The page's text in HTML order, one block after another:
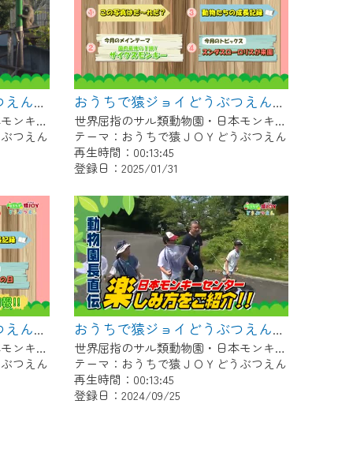
おうちで猿ジョイどうぶつえん～ヨザルってどんなサル？～（2025年1月16日初回放送）
世界屈指のサル類動物園・日本モンキーセンター協力の親子で学べる動物番組。
つえん
おうちで猿ジョイどうぶつえん～サイクスモンキー～（2024年12月16日初回放送）
世界屈指のサル類動物園・日本モンキーセンター協力の親子で学べる動物番組。
テーマ：おうちで猿ＪＯＹどうぶつえん
再生時間：00:13:45
登録日：2025/01/31
おうちで猿ジョイどうぶつえん～シロガオオマキザル～（2024年9月16日初回放送）
世界屈指のサル類動物園・日本モンキーセンター協力の親子で学べる動物番組。
つえん
おうちで猿ジョイどうぶつえん～霊長類だけじゃない！？ 夏休みは日本モンキーセンターへ！～（2024年8月16日初回放送）
世界屈指のサル類動物園・日本モンキーセンター協力の親子で学べる動物番組。
テーマ：おうちで猿ＪＯＹどうぶつえん
再生時間：00:13:45
登録日：2024/09/25